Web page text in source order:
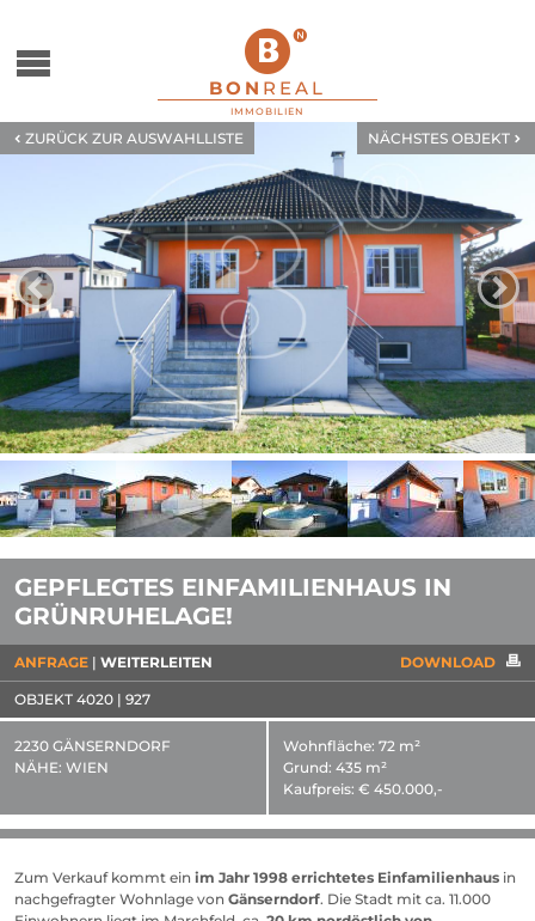
zum Menu springen
BON REAL
IMMOBILIEN
ZURÜCK ZUR AUSWAHLLISTE NÄCHSTES OBJEKT
ZUM
GEPFLEGTES EINFAMILIENHAUS IN
GRÜNRUHELAGE!
ANFRAGE WEITERLEITEN DOWNLOAD
OBJEKT 4020 | 927
2230 GÄNSERNDORF
NÄHE: WIEN
Wohnfläche: 72 m²
Grund: 435 m²
Kaufpreis: € 450.000,-
Zum Verkauf kommt ein im Jahr 1998 errichtetes Einfamilienhaus in
nachgefragter Wohnlage von Gänserndorf. Die Stadt mit ca. 11.000